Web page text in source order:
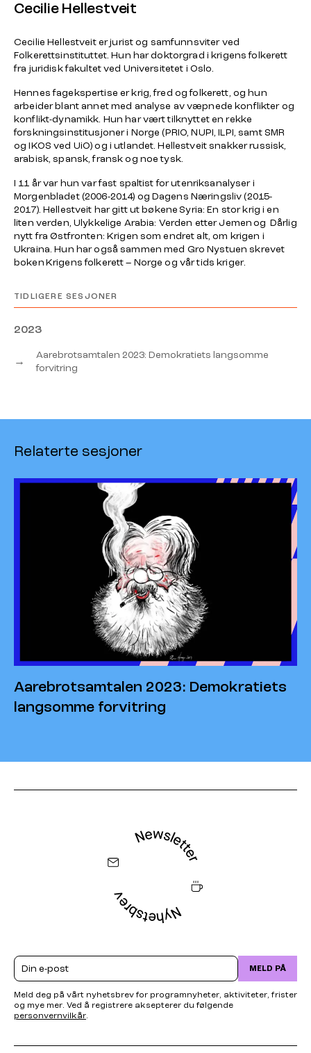
Cecilie Hellestveit
Cecilie Hellestveit er jurist og samfunnsviter ved
Folkerettsinstituttet. Hun har doktorgrad i krigens folkerett
fra juridisk fakultet ved Universitetet i Oslo.
Hennes fagekspertise er krig, fred og folkerett, og hun
arbeider blant annet med analyse av væpnede konflikter og
konflikt-dynamikk. Hun har vært tilknyttet en rekke
forskningsinstitusjoner i Norge (PRIO, NUPI, ILPI, samt SMR
og IKOS ved UiO) og i utlandet. Hellestveit snakker russisk,
arabisk, spansk, fransk og noe tysk.
I 11 år var hun var fast spaltist for utenriksanalyser i
Morgenbladet (2006-2014) og Dagens Næringsliv (2015-
2017). Hellestveit har gitt ut bøkeneSyria: En stor krig i en
liten verden, Ulykkelige Arabia: Verden etter Jemen og Dårlig
nytt fra Østfronten: Krigen som endret alt, om krigen i
Ukraina. Hun har også sammen med Gro Nystuen skrevet
boken Krigens folkerett – Norge og vår tids kriger.
TIDLIGERE SESJONER
2023
→
Aarebrotsamtalen 2023: Demokratiets langsomme
forvitring
Relaterte sesjoner
Aarebrotsamtalen 2023: Demokratiets
langsomme forvitring
Email MELD PÅ
Meld deg på vårt nyhetsbrev for programnyheter, aktiviteter, frister
og mye mer. Ved å registrere aksepterer du følgende
personvernvilkår